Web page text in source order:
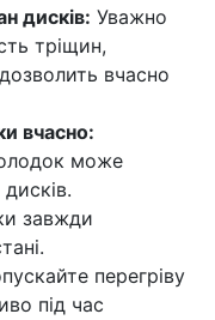
дисків: Уважно
тріщин,
вчасно
вчасно:
може
завжди
перегріву
під час